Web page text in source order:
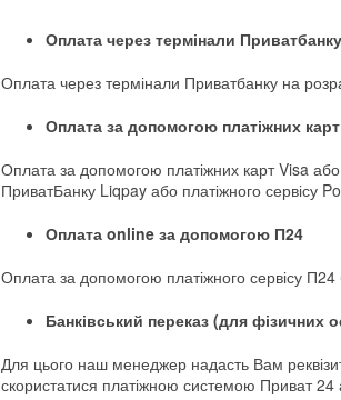
Оплата через термінали Приватбанку
Оплата через термінали Приватбанку на
Оплата за допомогою платіжних
Оплата за допомогою платіжних карт Visa
ПриватБанку Liqpay або платіжного сервісу
Оплата online за допомогою П24
Оплата за допомогою платіжного сервісу
Банківський переказ (для фізичних
Для цього наш менеджер надасть Вам
скористатися платіжною системою Приват